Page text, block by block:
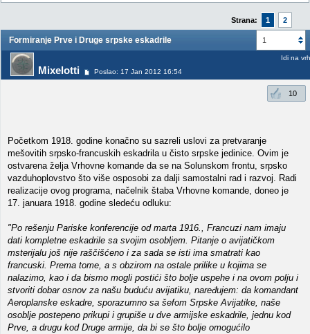
Strana: 1 2
1
Formiranje Prve i Druge srpske eskadrile
Mixelotti Poslao: 17 Jan 2012 16:54
Idi na vrh
10
Početkom 1918. godine konačno su sazreli uslovi za pretvaranje
mešovitih srpsko-francuskih eskadrila u čisto srpske jedinice. Ovim je
ostvarena želja Vrhovne komande da se na Solunskom frontu, srpsko
vazduhoplovstvo što više osposobi za dalji samostalni rad i razvoj. Radi
realizacije ovog programa, načelnik štaba Vrhovne komande, doneo je
17. januara 1918. godine sledeću odluku:
"Po rešenju Pariske konferencije od marta 1916., Francuzi nam imaju
dati kompletne eskadrile sa svojim osobljem. Pitanje o avijatičkom
msterijalu još nije raščišćeno i za sada se isti ima smatrati kao
francuski. Prema tome, a s obzirom na ostale prilike u kojima se
nalazimo, kao i da bismo mogli postići što bolje uspehe i na ovom polju i
stvoriti dobar osnov za našu buduću avijatiku, naređujem: da komandant
Aeroplanske eskadre, sporazumno sa šefom Srpske Avijatike, naše
osoblje postepeno prikupi i grupiše u dve armijske eskadrile, jednu kod
Prve, a drugu kod Druge armije, da bi se što bolje omogućilo